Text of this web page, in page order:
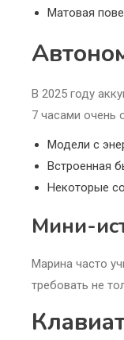
Матовая
В 2025 году
7 часами очень
Модели с
Встроенная
Некоторые
Мини-
Марина часто
требовать не